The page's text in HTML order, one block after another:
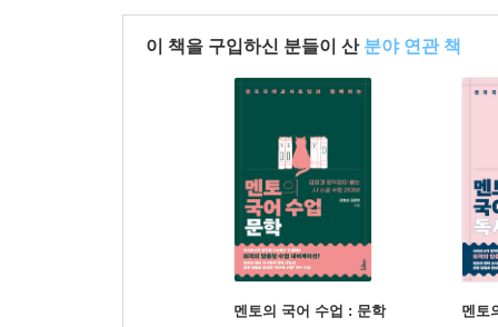
이 책을 구입하신 분들이 산 분야 연관 책
멘토의 국어 수업 : 문학 멘토